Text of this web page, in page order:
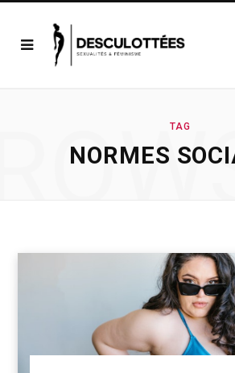
TAG
NORMES